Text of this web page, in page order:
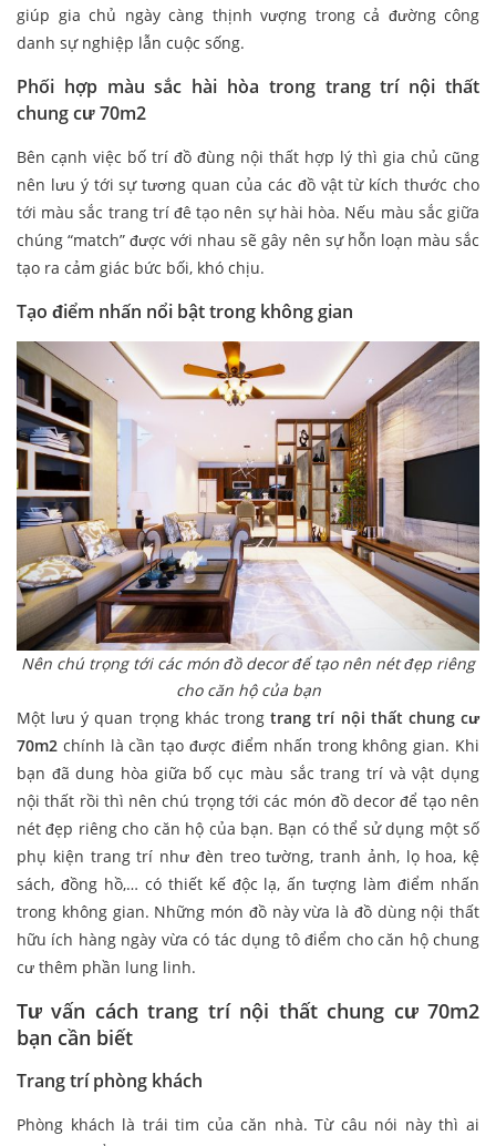
giúp gia chủ ngày càng thịnh vượng trong cả đường công
danh sự nghiệp lẫn cuộc sống.
Phối hợp màu sắc hài hòa trong trang trí nội thất
chung cư 70m2
Bên cạnh việc bố trí đồ đùng nội thất hợp lý thì gia chủ cũng
nên lưu ý tới sự tương quan của các đồ vật từ kích thước cho
tới màu sắc trang trí đê tạo nên sự hài hòa. Nếu màu sắc giữa
chúng “match” được với nhau sẽ gây nên sự hỗn loạn màu sắc
tạo ra cảm giác bức bối, khó chịu.
Tạo điểm nhấn nổi bật trong không gian
Nên chú trọng tới các món đồ decor để tạo nên nét đẹp riêng
cho căn hộ của bạn
Một lưu ý quan trọng khác trongtrang trí nội thất chung cư
70m2 chính là cần tạo được điểm nhấn trong không gian. Khi
bạn đã dung hòa giữa bố cục màu sắc trang trí và vật dụng
nội thất rồi thì nên chú trọng tới các món đồ decor để tạo nên
nét đẹp riêng cho căn hộ của bạn. Bạn có thể sử dụng một số
phụ kiện trang trí như đèn treo tường, tranh ảnh, lọ hoa, kệ
sách, đồng hồ,… có thiết kế độc lạ, ấn tượng làm điểm nhấn
trong không gian. Những món đồ này vừa là đồ dùng nội thất
hữu ích hàng ngày vừa có tác dụng tô điểm cho căn hộ chung
cư thêm phần lung linh.
Tư vấn cách trang trí nội thất chung cư 70m2
bạn cần biết
Trang trí phòng khách
Phòng khách là trái tim của căn nhà. Từ câu nói này thì ai